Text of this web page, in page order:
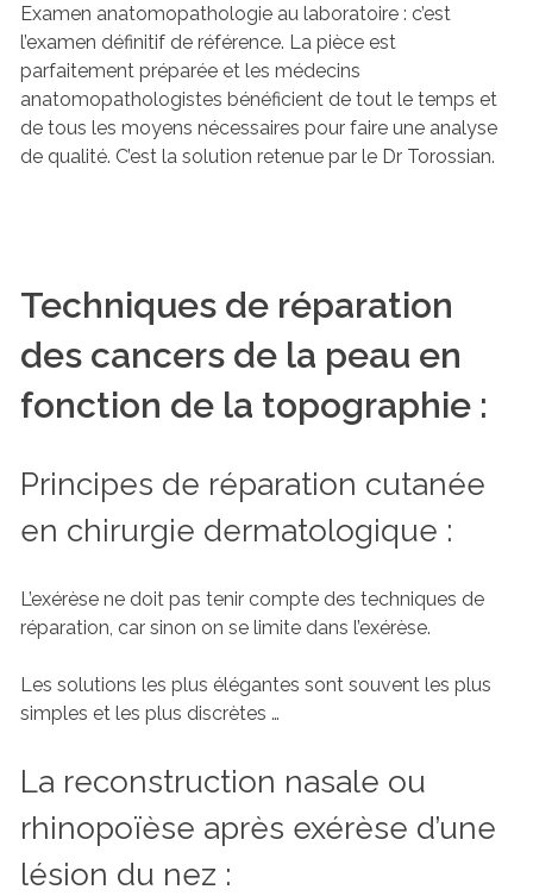
Examen anatomopathologie au laboratoire : c’est
l’examen définitif de référence. La pièce est
parfaitement préparée et les médecins
anatomopathologistes bénéficient de tout le temps et
de tous les moyens nécessaires pour faire une analyse
de qualité. C’est la solution retenue par le Dr Torossian.
Techniques de réparation
des cancers de la peau en
fonction de la topographie :
Principes de réparation cutanée
en chirurgie dermatologique :
L’exérèse ne doit pas tenir compte des techniques de
réparation, car sinon on se limite dans l’exérèse.
Les solutions les plus élégantes sont souvent les plus
simples et les plus discrètes …
La reconstruction nasale ou
rhinopoïèse après exérèse d’une
lésion du nez :